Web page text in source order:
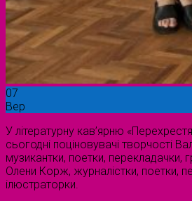
07
Вер
У літературну кав’ярню «Перехрестя
сьогодні поціновувачі творчості
музикантки, поетки, перекладачки,
Олени Корж, журналістки, поетки,
ілюстраторки.